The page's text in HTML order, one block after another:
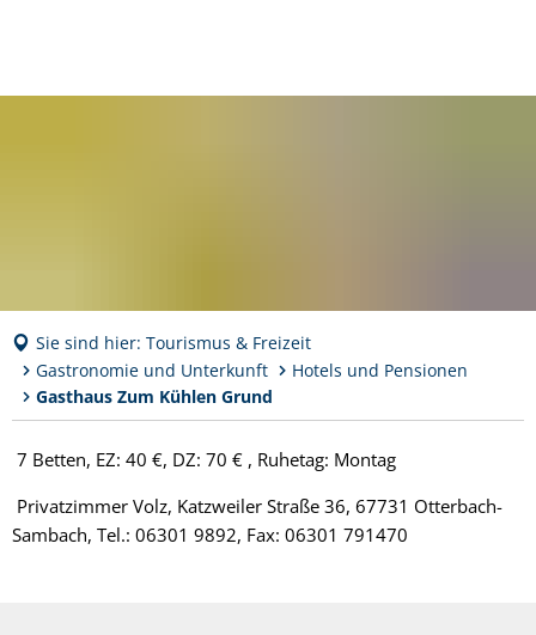
Sie sind hier: Tourismus & Freizeit
Gastronomie und Unterkunft
Hotels und Pensionen
Gasthaus Zum Kühlen Grund
Gasthaus
Zum
Kühlen
7 Betten, EZ: 40 €, DZ: 70 € , Ruhetag: Montag
Privatzimmer Volz, Katzweiler Straße 36, 67731 Otterbach-
Sambach, Tel.: 06301 9892, Fax: 06301 791470